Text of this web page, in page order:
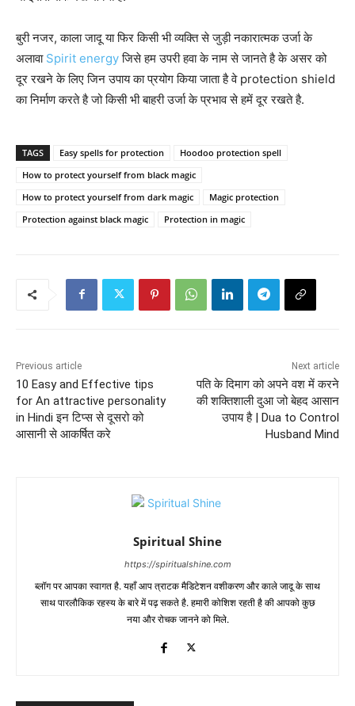
बुरी नजर, काला जादू या फिर किसी भी व्यक्ति से जुड़ी नकारात्मक उर्जा के
अलावा Spirit energyजिसे हम उपरी हवा के नाम से जानते है के असर को
दूर रखने के लिए जिन उपाय का प्रयोग किया जाता है वे protection shield
का निर्माण करते है जो किसी भी बाहरी उर्जा के प्रभाव से हमें दूर रखते है.
TAGS Easy spells for protection
Hoodoo protection spell
How to protect yourself from black magic
How to protect yourself from dark magic
Magic protection
Protection against black magic
Protection in magic
Previous article
10 Easy and Effective tips
for An attractive personality
in Hindi इन टिप्स से दूसरो को
आसानी से आकर्षित करे
Next article
पति के दिमाग को अपने वश में करने
की शक्तिशाली दुआ जो बेहद आसान
उपाय है | Dua to Control
Husband Mind
Spiritual Shine
https://spiritualshine.com
ब्लॉग पर आपका स्वागत है. यहाँ आप त्राटक मैडिटेशन वशीकरण और काले जादू के साथ
साथ पारलौकिक रहस्य के बारे में पढ़ सकते है. हमारी कोशिश रहती है की आपको कुछ
नया और रोचक जानने को मिले.